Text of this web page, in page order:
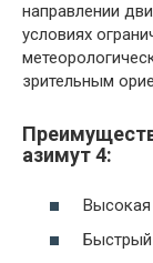
направлении
условиях
зрительным
азимут 4:
Высокая
Быстрый